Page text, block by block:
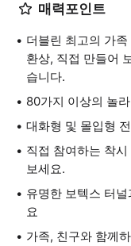
매력포인트
더블린 최고의 가
환상, 직접 만들어
습니다.
80가지 이상의 놀
대화형 및 몰입형
직접 참여하는 착
보세요.
유명한 보텍스 터
요
가족, 친구와 함께